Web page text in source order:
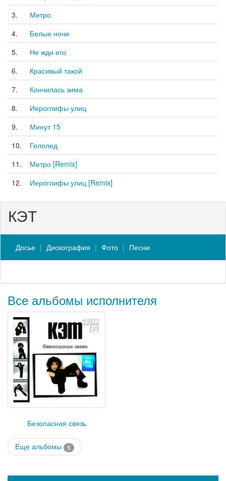
3.
Метро
4.
Белые ночи
5.
Не жди его
6.
Красивый такой
7.
Кончилась зима
8.
Иероглифы улиц
9.
Минут 15
10.
Гололед
11.
Метро [Remix]
12.
Иероглифы улиц [Remix]
КЭТ
Досье Дискография Фото Песни
Все альбомы исполнителя
Безопасная связь
Еще альбомы 1